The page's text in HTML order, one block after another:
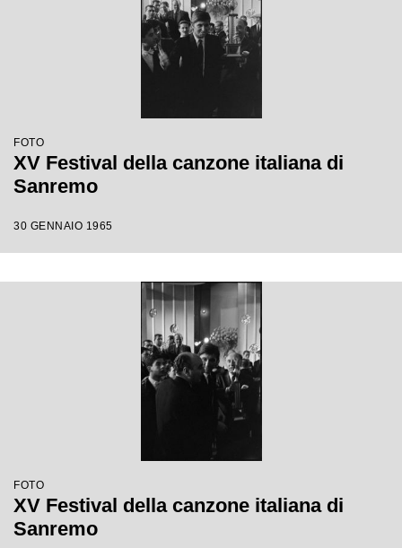
FOTO
XV Festival della canzone italiana di
Sanremo
30 GENNAIO 1965
FOTO
XV Festival della canzone italiana di
Sanremo